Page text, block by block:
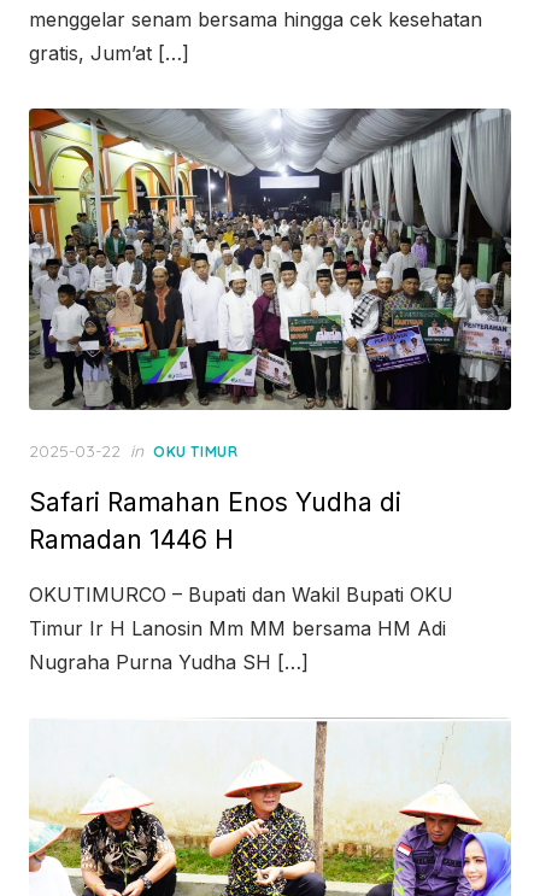
menggelar senam bersama hingga cek kesehatan
gratis, Jum’at […]
Posted
2025-03-22 in OKU TIMUR
Safari Ramahan Enos Yudha di
Ramadan 1446 H
OKUTIMURCO – Bupati dan Wakil Bupati OKU
Timur Ir H Lanosin Mm MM bersama HM Adi
Nugraha Purna Yudha SH […]